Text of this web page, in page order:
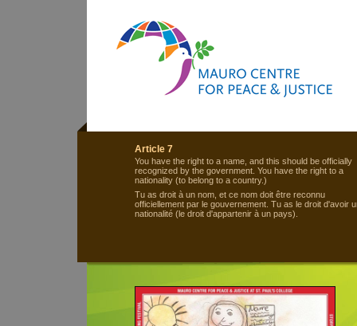
Article 7
You have the right to a name, and this should be officially
recognized by the government. You have the right to a
nationality (to belong to a country.)
Tu as droit à un nom, et ce nom doit être reconnu
officiellement par le gouvernement. Tu as le droit d'avoir
nationalité (le droit d'appartenir à un pays).